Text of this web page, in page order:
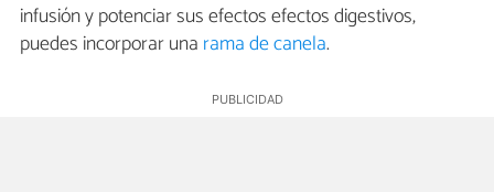
infusión y potenciar sus efectos efectos digestivos,
puedes incorporar una rama de canela.